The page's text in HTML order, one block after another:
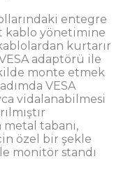
entegre
kablo yönetimine
kurtarır
adaptörü ile
monte etmek
VESA
vidalanabilmesi
metal tabanı,
özel bir şekle
monitör standı